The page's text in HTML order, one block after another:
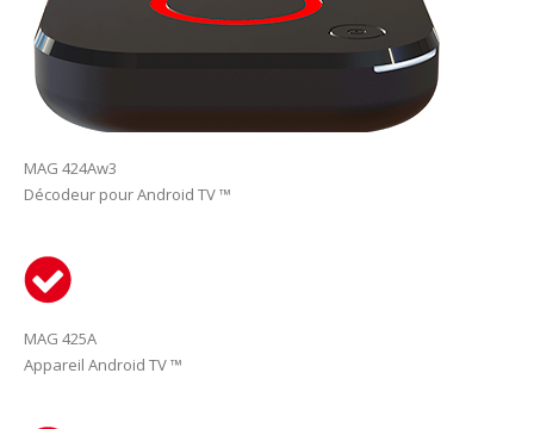
MAG 424Aw3
Décodeur pour Android TV ™
MAG 425A
Appareil Android TV ™